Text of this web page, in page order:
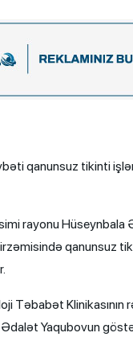
qanunsuz tikinti
rayonu Hüseynbala
qanunsuz
Təbabət Klinikasının
Ədalət Yaqubovun